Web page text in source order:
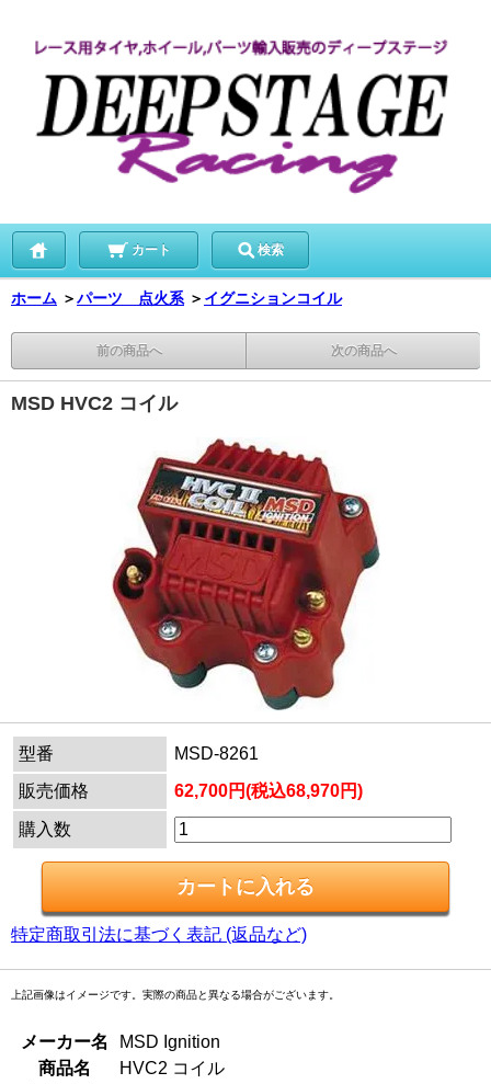
カート 検索
ホーム ＞パーツ 点火系 ＞ イグニションコイル
前の商品へ 次の商品へ
MSD HVC2 コイル
型番
MSD-8261
販売価格
62,700円(税込68,970円)
購入数
特定商取引法に基づく表記 (返品など)
上記画像はイメージです。実際の商品と異なる場合がございます。
メーカー名
MSD Ignition
商品名
HVC2 コイル